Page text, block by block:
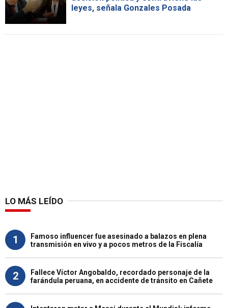
leyes, señala Gonzales Posada
LO MÁS LEÍDO
1
Famoso influencer fue asesinado a balazos en plena
transmisión en vivo y a pocos metros de la Fiscalía
2
Fallece Víctor Angobaldo, recordado personaje de la
farándula peruana, en accidente de tránsito en Cañete